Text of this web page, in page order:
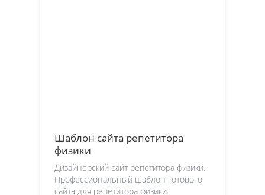
Шаблон сайта репетитора
физики
Дизайнерский сайт репетитора физики.
Профессиональный шаблон готового
сайта для репетитора физики.